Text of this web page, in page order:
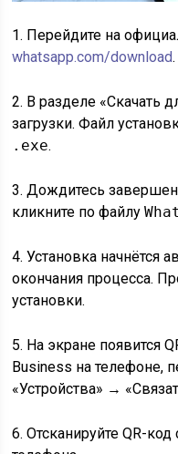
1. Перейдите на
whatsapp.com/download.
2. В разделе «Скачать
загрузки. Файл
.exe.
3. Дождитесь
кликните по файлу
4. Установка начнётся
окончания процесса.
установки.
5. На экране появится
Business на телефоне,
«Устройства» →
6. Отсканируйте QR-